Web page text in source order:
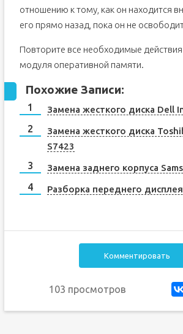
отношению к тому, как он находится
его прямо назад, пока он не
Повторите все необходимые
модуля оперативной памяти.
Похожие Записи:
Замена жесткого диска Dell
Замена жесткого диска
S7423
Замена заднего корпуса
Разборка переднего
Комментировать
103 просмотров